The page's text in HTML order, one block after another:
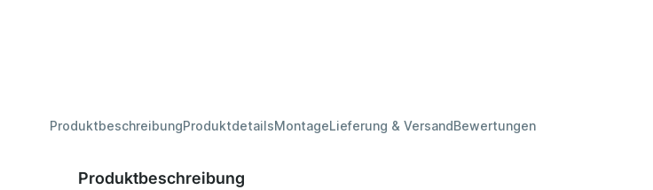
ProduktbeschreibungProduktdetailsMontageLieferung & VersandBewertungen
Produktbeschreibung